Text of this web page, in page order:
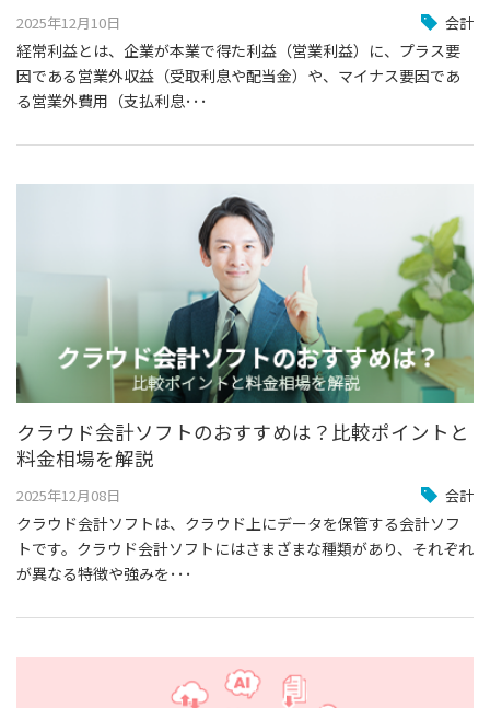
2025年12月10日 会計
経常利益とは、企業が本業で得た利益（営業利益）に、プラス要
因である営業外収益（受取利息や配当金）や、マイナス要因であ
る営業外費用（支払利息･･･
クラウド会計ソフトのおすすめは？比較ポイントと
料金相場を解説
2025年12月08日 会計
クラウド会計ソフトは、クラウド上にデータを保管する会計ソフ
トです。クラウド会計ソフトにはさまざまな種類があり、それぞれ
が異なる特徴や強みを･･･